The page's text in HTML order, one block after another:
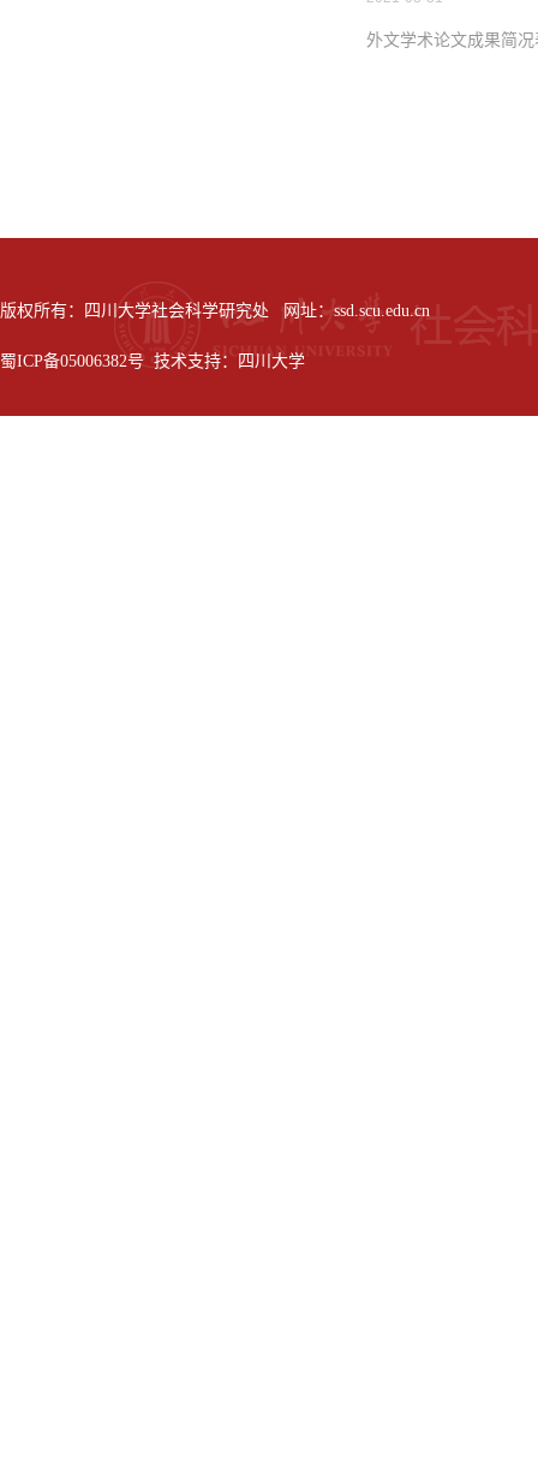
外文学术论文成果简况
版权所有：四川大学社会科学研究处 网址：ssd.scu.edu.cn
蜀ICP备05006382号 技术支持：四川大学